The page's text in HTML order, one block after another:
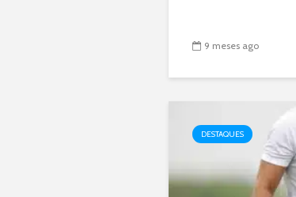
9 meses ago
DESTAQUES